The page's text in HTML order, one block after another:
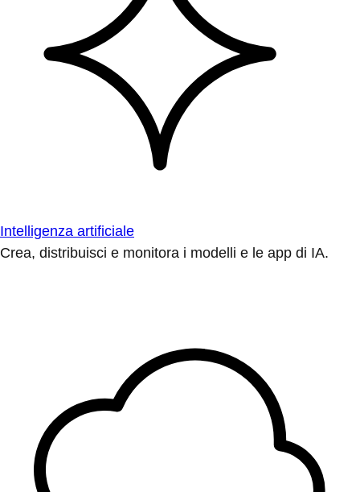
Intelligenza artificiale
Crea, distribuisci e monitora i modelli e le app di IA.